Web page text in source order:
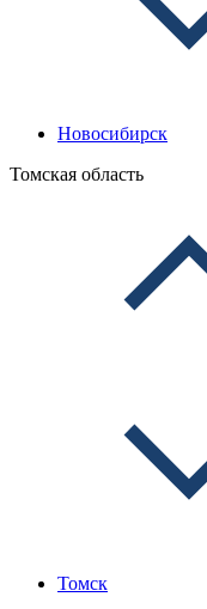
Новосибирск
Томская область
Томск